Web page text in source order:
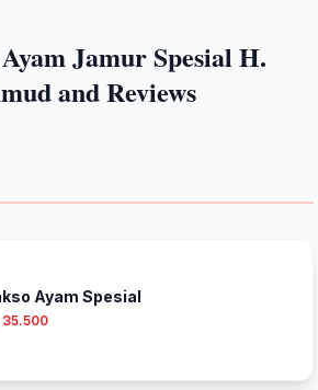
Jamur Spesial H.
and Reviews
Ayam Spesial
35.500